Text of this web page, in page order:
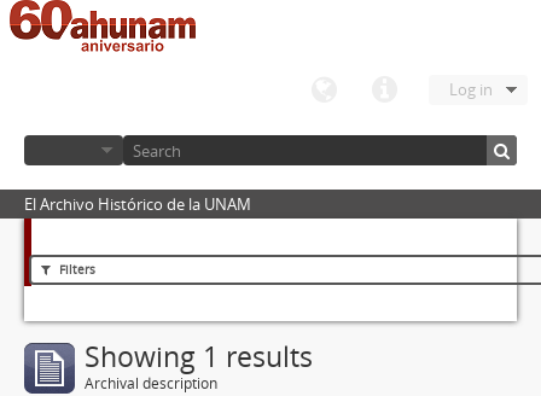
Log in
El Archivo Histórico de la UNAM
Filters
Showing 1 results
Archival description